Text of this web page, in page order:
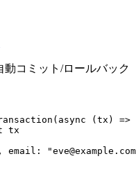
動コミット/ロールバック
( async (tx )
=>
tx
, email: "eve@example.com